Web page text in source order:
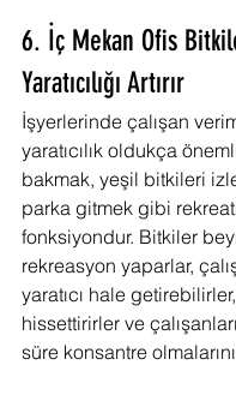
6. İç Mekan Ofis
Yaratıcılığı Artırır
İşyerlerinde çalışan
yaratıcılık oldukça
bakmak, yeşil bitkileri
parka gitmek gibi
fonksiyondur. Bitkiler
rekreasyon yaparlar,
yaratıcı hale
hissettirirler ve
süre konsantre